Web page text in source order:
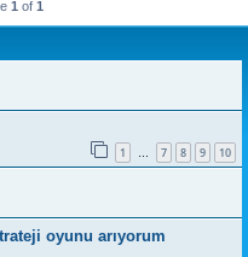
1 of 1
1 … 7 8 9 10
oyunu arıyorum